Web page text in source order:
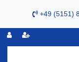
+49 (5151)